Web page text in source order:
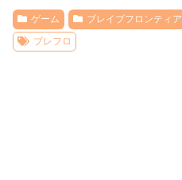
ゲーム ブレイブフロンティア
ブレフロ